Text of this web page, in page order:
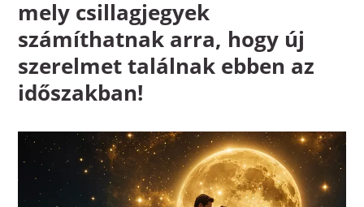
mely csillagjegyek
számíthatnak arra, hogy új
szerelmet találnak ebben az
időszakban!